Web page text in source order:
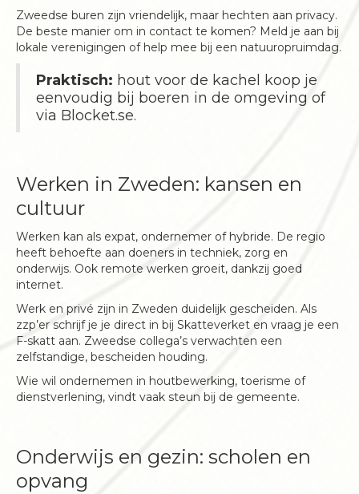
Zweedse buren zijn vriendelijk, maar hechten aan privacy.
De beste manier om in contact te komen? Meld je aan bij
lokale verenigingen of help mee bij een natuuropruimdag.
Praktisch: hout voor de kachel koop je
eenvoudig bij boeren in de omgeving of
via Blocket.se.
Werken in Zweden: kansen en
cultuur
Werken kan als expat, ondernemer of hybride. De regio
heeft behoefte aan doeners in techniek, zorg en
onderwijs. Ook remote werken groeit, dankzij goed
internet.
Werk en privé zijn in Zweden duidelijk gescheiden. Als
zzp’er schrijf je je direct in bij Skatteverket en vraag je een
F-skatt aan. Zweedse collega’s verwachten een
zelfstandige, bescheiden houding.
Wie wil ondernemen in houtbewerking, toerisme of
dienstverlening, vindt vaak steun bij de gemeente.
Onderwijs en gezin: scholen en
opvang